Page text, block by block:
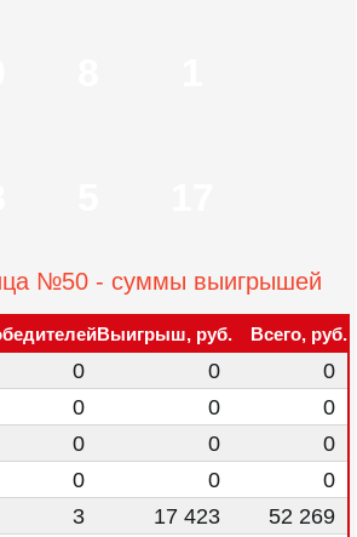
№50 - суммы выигрышей
Выигрыш, руб. Всего, руб.
0 0
0
0 0
0
0 0
0
0 0
0
3 17 423
52 269